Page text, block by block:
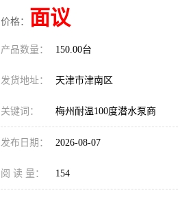
价格： 面议
产品数量： 150.00台
发货地址： 天津市津南区
关键词： 梅州耐温100度潜水泵商
发布日期： 2026-08-07
阅 读 量： 154